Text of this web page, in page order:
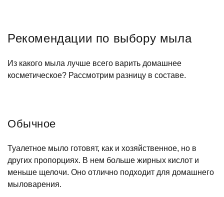
Рекомендации по выбору мыла
Из какого мыла лучше всего варить домашнее
косметическое? Рассмотрим разницу в составе.
Обычное
Туалетное мыло готовят, как и хозяйственное, но в
других пропорциях. В нем больше жирных кислот и
меньше щелочи. Оно отлично подходит для домашнего
мыловарения.